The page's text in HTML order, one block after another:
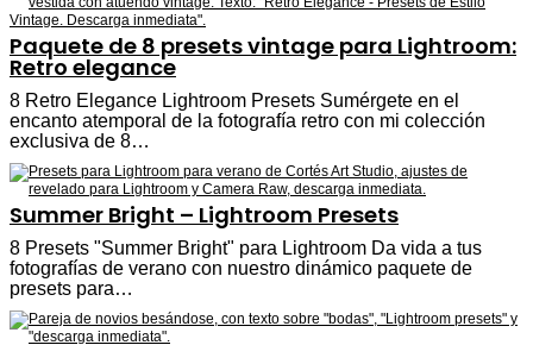
Paquete de 8 presets vintage para Lightroom:
Retro elegance
8 Retro Elegance Lightroom Presets Sumérgete en el
encanto atemporal de la fotografía retro con mi colección
exclusiva de 8…
Summer Bright – Lightroom Presets
8 Presets "Summer Bright" para Lightroom Da vida a tus
fotografías de verano con nuestro dinámico paquete de
presets para…